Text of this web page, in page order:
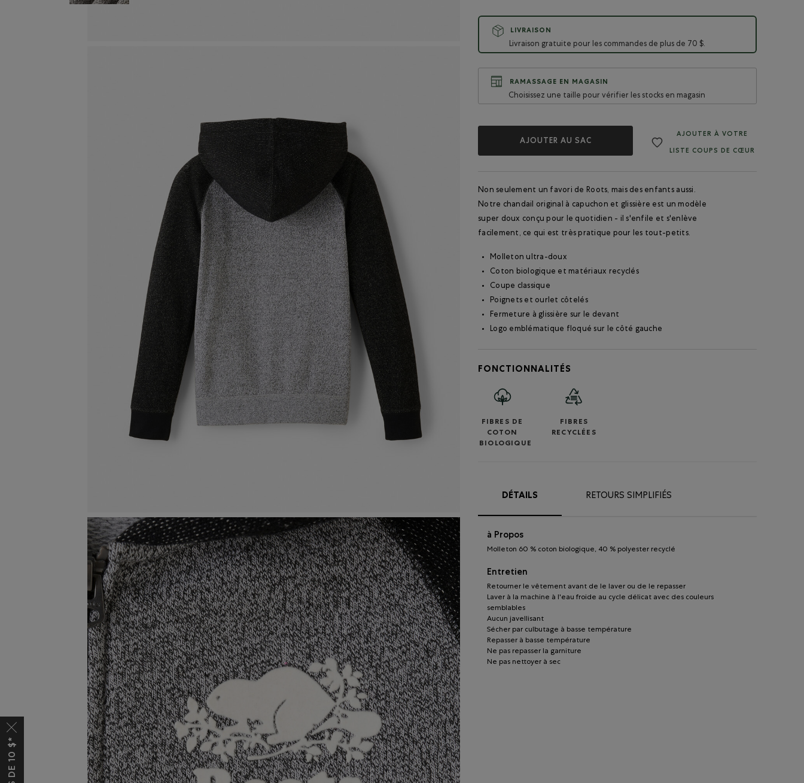
LIVRAISON
Livraison gratuite pour les commandes de plus de 70 $.
RAMASSAGE EN MAGASIN
Choisissez une taille pour vérifier les stocks en magasin
AJOUTER AU SAC
AJOUTER À VOTRE
LISTE COUPS DE CŒUR
Non seulement un favori de Roots, mais des enfants aussi.
Notre chandail original à capuchon et glissière est un modèle
super doux conçu pour le quotidien - il s'enfile et s'enlève
facilement, ce qui est très pratique pour les tout-petits.
Molleton ultra-doux
Coton biologique et matériaux recyclés
Coupe classique
Poignets et ourlet côtelés
Fermeture à glissière sur le devant
Logo emblématique floqué sur le côté gauche
FONCTIONNALITÉS
FIBRES DE
COTON
BIOLOGIQUE
FIBRES
RECYCLÉES
DÉTAILS RETOURS SIMPLIFIÉS
à Propos
Molleton 60 % coton biologique, 40 % polyester recyclé
Entretien
Retourner le vêtement avant de le laver ou de le repasser
Laver à la machine à l'eau froide au cycle délicat avec des couleurs
semblables
Aucun javellisant
Sécher par culbutage à basse température
Repasser à basse température
Ne pas repasser la garniture
Ne pas nettoyer à sec